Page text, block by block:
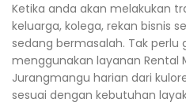
Ketika anda akan melakukan
keluarga, kolega, rekan bisnis
sedang bermasalah. Tak
menggunakan layanan Rental
Jurangmangu harian dari
sesuai dengan kebutuhan